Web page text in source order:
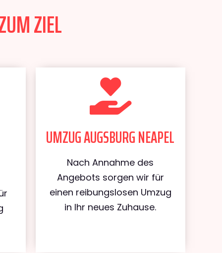
ZIEL
UMZUG AUGSBURG NEAPEL
Nach Annahme des
Angebots sorgen wir für
einen reibungslosen Umzug
in Ihr neues Zuhause.